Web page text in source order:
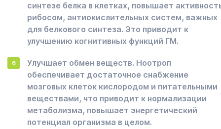
синтезе белка в клетках, повышает
рибосом, антиокислительных систем, важных
для белкового синтеза. Это приводит к
улучшению когнитивных функций ГМ.
Улучшает обмен веществ. Ноотроп
обеспечивает достаточное снабжение
мозговых клеток кислородом и питательными
веществами, что приводит к нормализации
метаболизма, повышает энергетический
потенциал организма в целом.